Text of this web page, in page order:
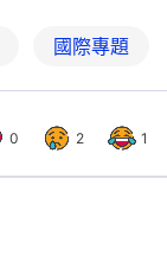
國際專題
0 2 1